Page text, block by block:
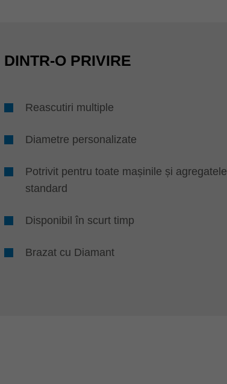
DINTR-O PRIVIRE
Reascutiri multiple
Diametre personalizate
Potrivit pentru toate mașinile și agregatele
standard
Disponibil în scurt timp
Brazat cu Diamant